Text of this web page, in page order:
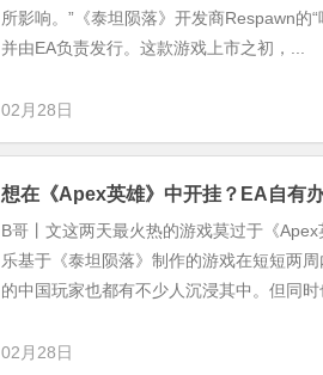
所影响。”《泰坦陨落》开发商Respawn的
并由EA负责发行。这款游戏上市之初，...
02月28日
想在《Apex英雄》中开挂？EA自有
B哥丨文这两天最火热的游戏莫过于《
乐基于《泰坦陨落》制作的游戏在短短两
的中国玩家也都有不少人沉浸其中。但同时
02月28日